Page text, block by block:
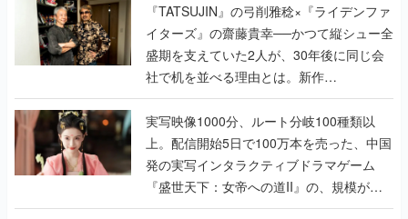
く
『TATSUJIN』の弓削雅稔×『ライデンファ
イターズ』の齋藤貴幸──かつて縦シュー全
盛期を支えていた2人が、30年後に同じ会
社で机を並べる理由とは。新作
『TATSUJIN EXTREME』で初タッグを組
んだレジェンド2人に訊く開発秘話
実写映像1000分、ルート分岐100種類以
上。配信開始5日で100万本を売った、中国
発の実写インタラクティブドラマゲーム
『盛世天下：女帝への道II』の、規模が違
うこだわりをプロデューサーに聞いた